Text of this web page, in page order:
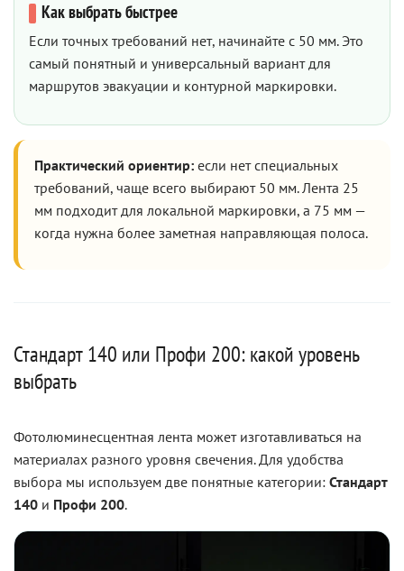
Как выбрать быстрее
Если точных требований нет, начинайте с 50 мм. Это
самый понятный и универсальный вариант для
маршрутов эвакуации и контурной маркировки.
Практический ориентир: если нет специальных
требований, чаще всего выбирают 50 мм. Лента 25
мм подходит для локальной маркировки, а 75 мм —
когда нужна более заметная направляющая полоса.
Стандарт 140 или Профи 200: какой уровень
выбрать
Фотолюминесцентная лента может изготавливаться на
материалах разного уровня свечения. Для удобства
выбора мы используем две понятные категории: Стандарт
140 и Профи 200.